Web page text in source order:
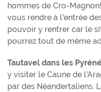
hommes de Cro-
vous rendre à l'entrée
pouvoir y rentrer car le
pourrez tout de même
Tautavel dans les
y visiter le Caune de
par des Néandertaliens.